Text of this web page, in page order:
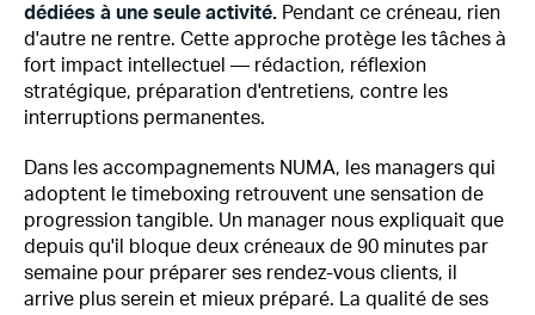
dédiées à une seule activité. Pendant ce créneau, rien
d'autre ne rentre. Cette approche protège les tâches à
fort impact intellectuel — rédaction, réflexion
stratégique, préparation d'entretiens, contre les
interruptions permanentes.
Dans les accompagnements NUMA, les managers qui
adoptent le timeboxing retrouvent une sensation de
progression tangible. Un manager nous expliquait que
depuis qu'il bloque deux créneaux de 90 minutes par
semaine pour préparer ses rendez-vous clients, il
arrive plus serein et mieux préparé. La qualité de ses